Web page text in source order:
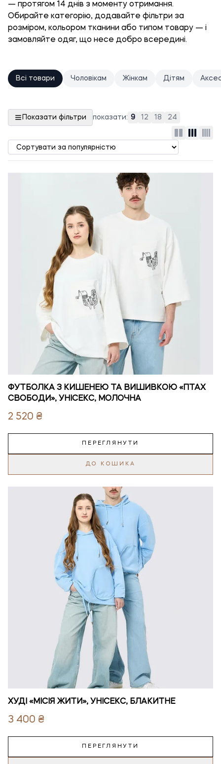
— протягом 14 днів з моменту отримання.
Обирайте категорію, додавайте фільтри за
розміром, кольором тканини або типом товару — і
замовляйте одяг, що несе добро всередині.
Всі товари Чоловікам Жінкам Дітям
Показати фільтри показати: 9 12 18 24
ФУТБОЛКА З КИШЕНЕЮ ТА ВИШИВКОЮ «ПТАХ
СВОБОДИ», УНІСЕКС, МОЛОЧНА
2 520 ₴
ПЕРЕГЛЯНУТИ
ДО КОШИКА
ХУДІ «МІСІЯ ЖИТИ», УНІСЕКС, БЛАКИТНЕ
3 400 ₴
ПЕРЕГЛЯНУТИ